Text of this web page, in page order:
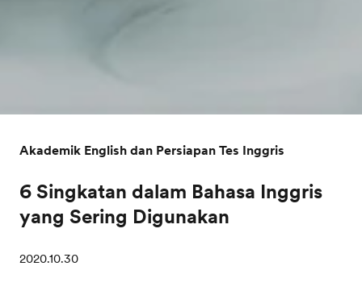
Akademik English dan Persiapan Tes Inggris
6 Singkatan dalam Bahasa Inggris
yang Sering Digunakan
2020.10.30